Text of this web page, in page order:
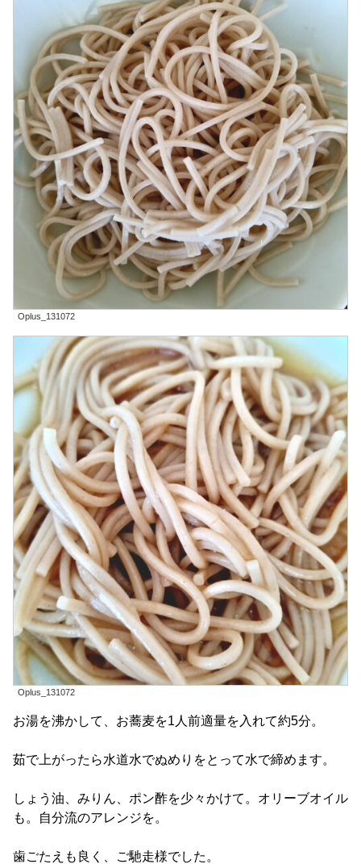
Oplus_131072
Oplus_131072
お湯を沸かして、お蕎麦を1人前適量を入れて約5分。
茹で上がったら水道水でぬめりをとって水で締めます。
しょう油、みりん、ポン酢を少々かけて。オリーブオイル
も。自分流のアレンジを。
歯ごたえも良く、ご馳走様でした。